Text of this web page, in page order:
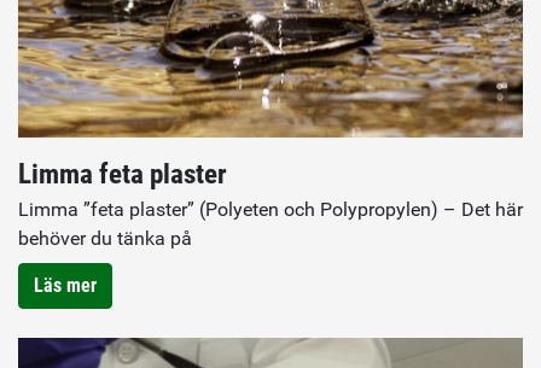
Limma feta plaster
Limma ”feta plaster” (Polyeten och Polypropylen) – Det här
behöver du tänka på
Läs mer